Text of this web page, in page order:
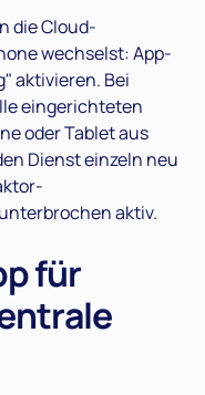
die Cloud-
wechselst: App-
aktivieren. Bei
eingerichteten
oder Tablet aus
Dienst einzeln neu
aktiv.
für